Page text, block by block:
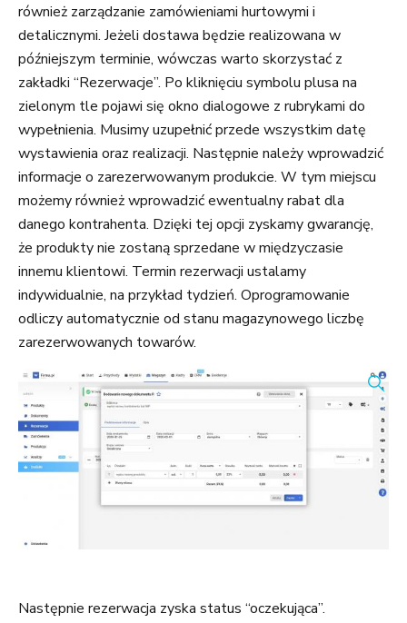
również zarządzanie zamówieniami hurtowymi i
detalicznymi. Jeżeli dostawa będzie realizowana w
późniejszym terminie, wówczas warto skorzystać z
zakładki “Rezerwacje”. Po kliknięciu symbolu plusa na
zielonym tle pojawi się okno dialogowe z rubrykami do
wypełnienia. Musimy uzupełnić przede wszystkim datę
wystawienia oraz realizacji. Następnie należy wprowadzić
informacje o zarezerwowanym produkcie. W tym miejscu
możemy również wprowadzić ewentualny rabat dla
danego kontrahenta. Dzięki tej opcji zyskamy gwarancję,
że produkty nie zostaną sprzedane w międzyczasie
innemu klientowi. Termin rezerwacji ustalamy
indywidualnie, na przykład tydzień. Oprogramowanie
odliczy automatycznie od stanu magazynowego liczbę
zarezerwowanych towarów.
Następnie rezerwacja zyska status “oczekująca”.